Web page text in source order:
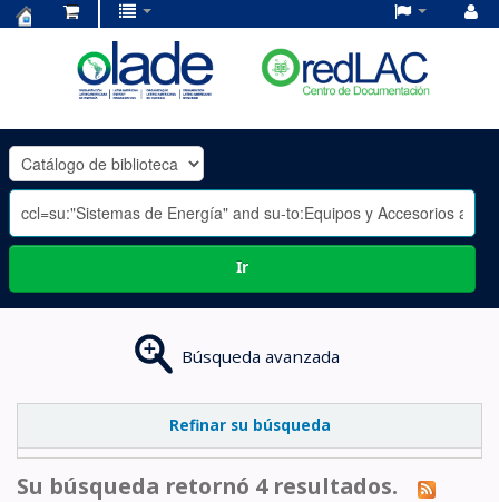
OLADE
-
Ir
Búsqueda avanzada
Refinar su búsqueda
Su búsqueda retornó 4 resultados.